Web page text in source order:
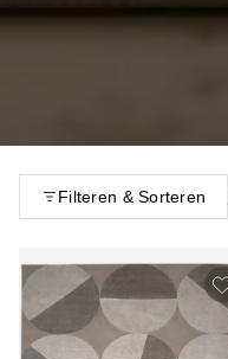
Filteren & Sorteren